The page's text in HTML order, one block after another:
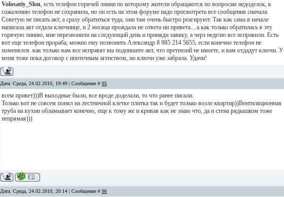
Volosatiy_Slon, есть телефон горячей линии по которому жители обращаются по вопросам недоделок, к
сожалению телефон не сохранила, но он есть на этом форуме надо просмотреть все сообщения сначала.
Советую не писать акт, а сразу обратиться туда, они там очень быстро реагируют. Так как сама в начале
написала акт отдала ключнице, и 2 месяца прождала не ответа ни привета....а как только обратилась в эту
горячую линию, мне перезвонили на следующий день и приняди заявку, а черз неделю все исправили. Есть
вот еще телефон прораба, можно ему позвонить Александр 8 985 214 5655, если конечно телефон не
поменялся. как только вам все исправят вы подпишите акт, что претензий не имеете, и вам отдадут ключи. У
меня тоже пока договор с ипотечным агенством, но ключи уже забрала. Удачи!
Дата: Среда, 24.02.2010, 19:49 | Сообщение # 95
всем привет)))В выходные были, все вроде доделали, то что ранее писали.
Только вот не совсем понял на лестничной клетке плитка так и будет только возле квартир))Вентиляционная
труба на кухни обламывает конечно, еще к тому же и кривая как не знаю что, да и стена рядышком тоже
непрямая)))
Дата: Среда, 24.02.2010, 20:14 | Сообщение # 96